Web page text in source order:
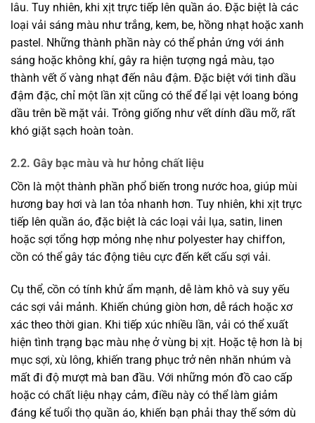
lâu. Tuy nhiên, khi xịt trực tiếp lên quần áo. Đặc biệt là các
loại vải sáng màu như trắng, kem, be, hồng nhạt hoặc xanh
pastel. Những thành phần này có thể phản ứng với ánh
sáng hoặc không khí, gây ra hiện tượng ngả màu, tạo
thành vết ố vàng nhạt đến nâu đậm. Đặc biệt với tinh dầu
đậm đặc, chỉ một lần xịt cũng có thể để lại vệt loang bóng
dầu trên bề mặt vải. Trông giống như vết dính dầu mỡ, rất
khó giặt sạch hoàn toàn.
2.2. Gây bạc màu và hư hỏng chất liệu
Cồn là một thành phần phổ biến trong nước hoa, giúp mùi
hương bay hơi và lan tỏa nhanh hơn. Tuy nhiên, khi xịt trực
tiếp lên quần áo, đặc biệt là các loại vải lụa, satin, linen
hoặc sợi tổng hợp mỏng nhẹ như polyester hay chiffon,
cồn có thể gây tác động tiêu cực đến kết cấu sợi vải.
Cụ thể, cồn có tính khử ẩm mạnh, dễ làm khô và suy yếu
các sợi vải mảnh. Khiến chúng giòn hơn, dễ rách hoặc xơ
xác theo thời gian. Khi tiếp xúc nhiều lần, vải có thể xuất
hiện tình trạng bạc màu nhẹ ở vùng bị xịt. Hoặc tệ hơn là bị
mục sợi, xù lông, khiến trang phục trở nên nhăn nhúm và
mất đi độ mượt mà ban đầu. Với những món đồ cao cấp
hoặc có chất liệu nhạy cảm, điều này có thể làm giảm
đáng kể tuổi thọ quần áo, khiến bạn phải thay thế sớm dù